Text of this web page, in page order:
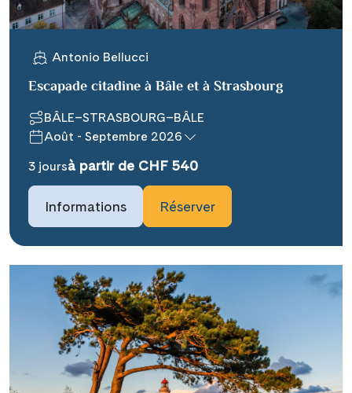
Teile diese Reise
### headline_default does not exist in
object type Ausflug ###
Facebook
Messenger
### beschreibung_headline_default
does not exist in object type Ausflug
Antonio Bellucci
Escapade citadine à Bâle et à Strasbourg
BÂLE–STRASBOURG–BÂLE
Août - Septembre 2026
3 joursà partir de CHF 540
Informations Réserver